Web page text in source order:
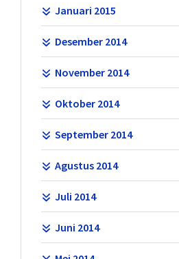
Januari 2015
Desember 2014
November 2014
Oktober 2014
September 2014
Agustus 2014
Juli 2014
Juni 2014